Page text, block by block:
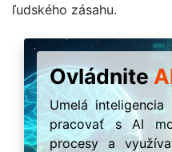
ľudského zásahu.
Ovládnite
Umelá
pracovať s AI
procesy a